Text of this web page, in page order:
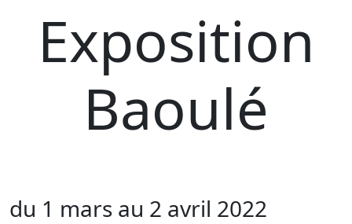
Exposition
Baoulé
du 1 mars au 2 avril 2022